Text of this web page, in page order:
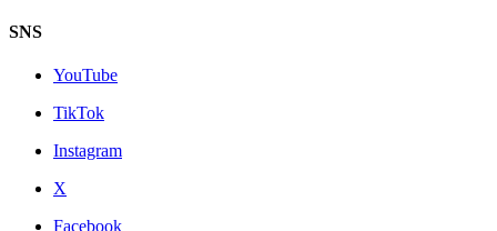
SNS
YouTube
TikTok
Instagram
X
Facebook